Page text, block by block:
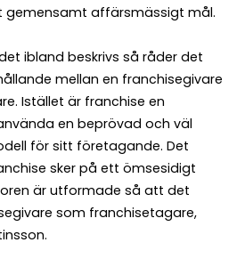
affärsmässigt mål.
ibland beskrivs så råder det
mellan en franchisegivare
Istället är franchise en
en beprövad och väl
för sitt företagande. Det
sker på ett ömsesidigt
är utformade så att det
som franchisetagare,